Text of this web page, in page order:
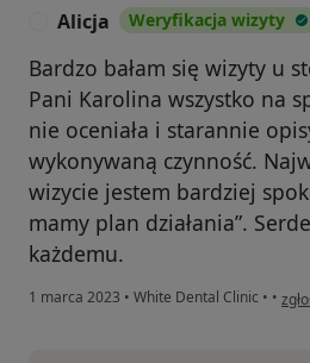
Alicja Weryfikacja wizyty
Bardzo bałam się wizyty u
Pani Karolina wszystko na
nie oceniała i starannie
wykonywaną czynność.
wizycie jestem bardziej
mamy plan działania”.
każdemu.
1 marca 2023 • White Dental Clinic • • w